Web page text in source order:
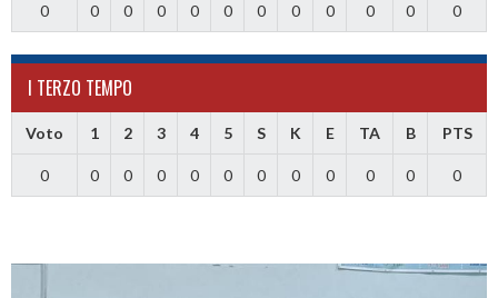
0 0 0 0 0 0 0 0 0 0 0 0
I TERZO TEMPO
Voto 1 2 3 4 5 S K E TA B PTS
0 0 0 0 0 0 0 0 0 0 0 0